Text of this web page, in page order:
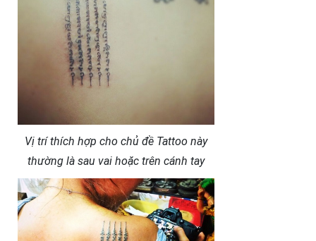
Vị trí thích hợp cho chủ đề Tattoo này
thường là sau vai hoặc trên cánh tay